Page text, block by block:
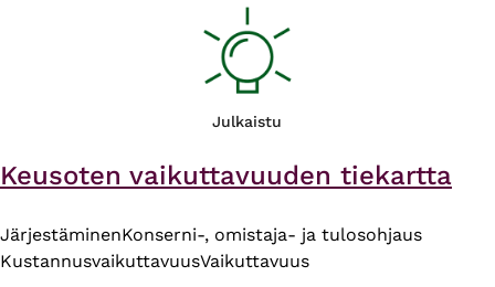
Julkaistu
Keusoten vaikuttavuuden tiekartta
JärjestäminenKonserni-, omistaja- ja tulosohjaus
KustannusvaikuttavuusVaikuttavuus